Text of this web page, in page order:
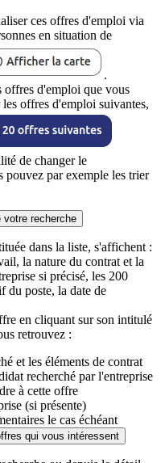
ces offres d'emploi via
en situation de
.
offres d'emploi que vous
offres d'emploi suivantes,
de changer le
pouvez par exemple les trier
recherche
dans la liste, s'affichent :
la nature du contrat et la
si précisé, les 200
du poste, la date de
en cliquant sur son intitulé
retrouvez :
et les éléments de contrat
recherché par l'entreprise
à cette offre
(si présente)
le cas échéant
qui vous intéressent